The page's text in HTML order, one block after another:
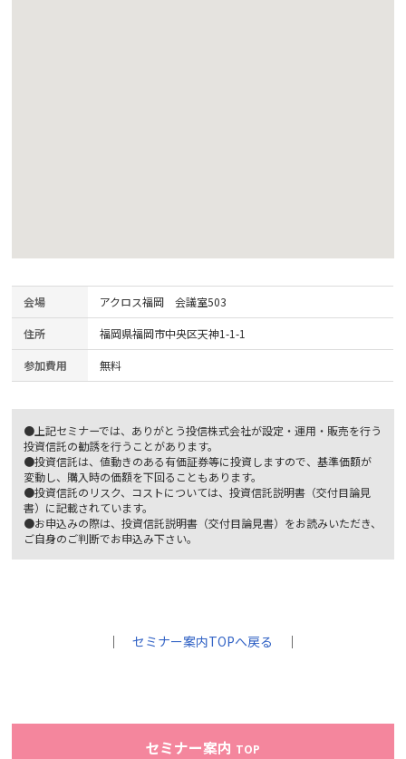
会場 アクロス福岡 会議室503
住所 福岡県福岡市中央区天神1-1-1
参加費用 無料
●上記セミナーでは、ありがとう投信株式会社が設定・運用・販売を行う
投資信託の勧誘を行うことがあります。
●投資信託は、値動きのある有価証券等に投資しますので、基準価額が
変動し、購入時の価額を下回ることもあります。
●投資信託のリスク、コストについては、投資信託説明書（交付目論見
書）に記載されています。
●お申込みの際は、投資信託説明書（交付目論見書）をお読みいただき、
ご自身のご判断でお申込み下さい。
｜セミナー案内TOPへ戻る ｜
セミナー案内 TOP